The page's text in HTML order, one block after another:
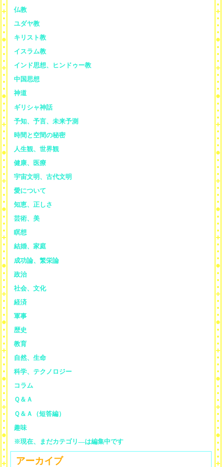
仏教
ユダヤ教
キリスト教
イスラム教
インド思想、ヒンドゥー教
中国思想
神道
ギリシャ神話
予知、予言、未来予測
時間と空間の秘密
人生観、世界観
健康、医療
宇宙文明、古代文明
愛について
知恵、正しさ
芸術、美
瞑想
結婚、家庭
成功論、繁栄論
政治
社会、文化
経済
軍事
歴史
教育
自然、生命
科学、テクノロジー
コラム
Ｑ＆Ａ
Ｑ＆Ａ（短答編）
趣味
※現在、まだカテゴリ—は編集中です
アーカイブ